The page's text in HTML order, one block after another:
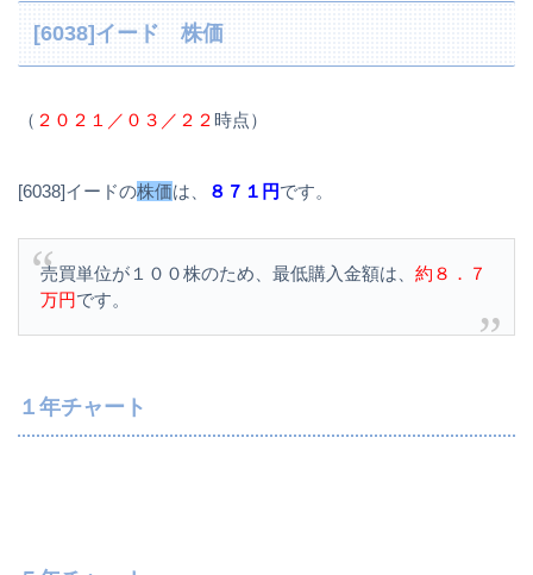
[6038]イード 株価
（ ２０２１／０３／２２時点）
[6038]イードの株価は、 ８７１円です。
売買単位が１００株のため、最低購入金額は、 約８．７
万円です。
１年チャート